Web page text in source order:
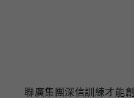
聯廣集團深信訓練才能